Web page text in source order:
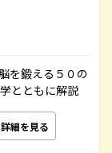
を鍛える５０の
とともに解説
詳細を見る